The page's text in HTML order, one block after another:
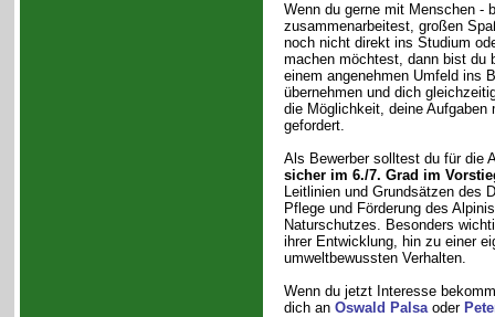
Wenn du gerne mit Menschen -
zusammenarbeitest, großen
noch nicht direkt ins Studium
machen möchtest, dann bist du
einem angenehmen Umfeld ins
übernehmen und dich
die Möglichkeit, deine
gefordert.
Als Bewerber solltest du für die
sicher im 6./7. Grad im
Leitlinien und Grundsätzen des
Pflege und Förderung des
Naturschutzes. Besonders
ihrer Entwicklung, hin zu einer
umweltbewussten Verhalten.
Wenn du jetzt Interesse
dich an Oswald Palsaoder